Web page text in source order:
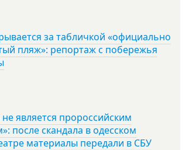
за табличкой «официально
пляж»: репортаж с побережья
не является пророссийским
после скандала в одесском
материалы передали в СБУ